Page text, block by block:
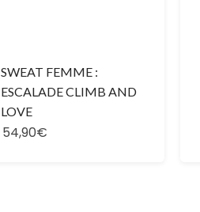
SWEAT FEMME :
ESCALADE CLIMB AND
LOVE
54,90€